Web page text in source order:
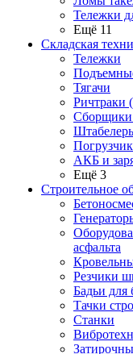
Тележки
Ещё 11
Складская
Тележки
Тягачи
Ричтраки
Сборщики
АКБ и
Ещё 3
Строительное
асфальта
Резчики
Бадьи для
Тачки
Станки